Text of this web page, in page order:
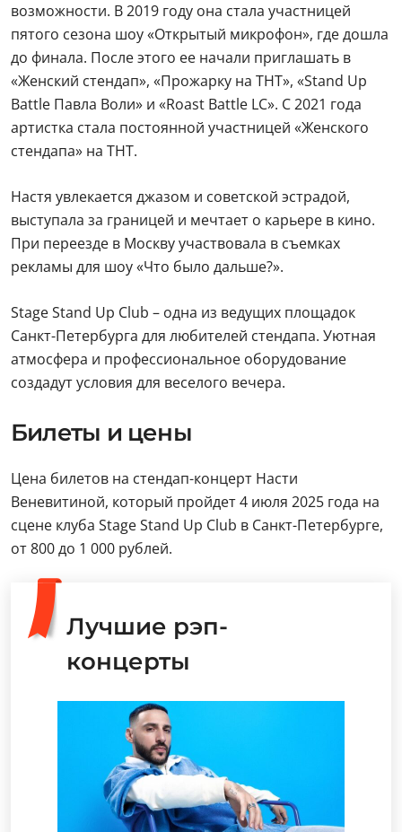
возможности. В 2019 году она стала участницей
пятого сезона шоу «Открытый микрофон», где дошла
до финала. После этого ее начали приглашать в
«Женский стендап», «Прожарку на ТНТ», «Stand Up
Battle Павла Воли» и «Roast Battle LC». С 2021 года
артистка стала постоянной участницей «Женского
стендапа» на ТНТ.
Настя увлекается джазом и советской эстрадой,
выступала за границей и мечтает о карьере в кино.
При переезде в Москву участвовала в съемках
рекламы для шоу «Что было дальше?».
Stage Stand Up Club – одна из ведущих площадок
Санкт-Петербурга для любителей стендапа. Уютная
атмосфера и профессиональное оборудование
создадут условия для веселого вечера.
Билеты и цены
Цена билетов на стендап-концерт Насти
Веневитиной, который пройдет 4 июля 2025 года на
сцене клуба Stage Stand Up Club в Санкт-Петербурге,
от 800 до 1 000 рублей.
Лучшие рэп-
концерты